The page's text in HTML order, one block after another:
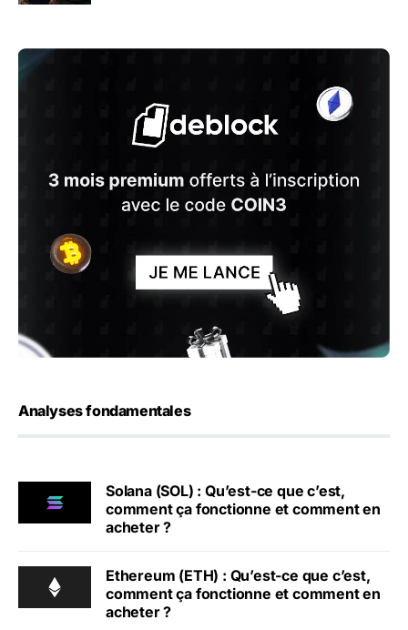
Analyses fondamentales
Solana (SOL) : Qu’est-ce que c’est,
comment ça fonctionne et comment en
acheter ?
Ethereum (ETH) : Qu’est-ce que c’est,
comment ça fonctionne et comment en
acheter ?